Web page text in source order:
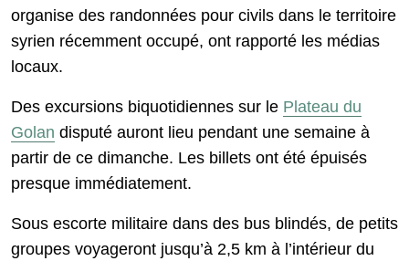
organise des randonnées pour civils dans le territoire
syrien récemment occupé, ont rapporté les médias
locaux.
Des excursions biquotidiennes sur le Plateau du
Golan disputé auront lieu pendant une semaine à
partir de ce dimanche. Les billets ont été épuisés
presque immédiatement.
Sous escorte militaire dans des bus blindés, de petits
groupes voyageront jusqu’à 2,5 km à l’intérieur du